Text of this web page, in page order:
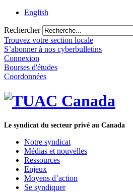
English
Rechercher
Trouvez votre section locale
S’abonner à nos cyberbulletins
Connexion
Bourses d'études
Coordonnées
Le syndicat du secteur privé au Canada
Notre syndicat
Médias et nouvelles
Ressources
Enjeux
Moyens d’action
Se syndiquer